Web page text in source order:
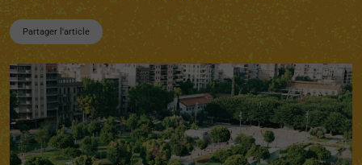
Partager l'article